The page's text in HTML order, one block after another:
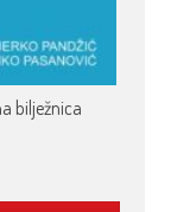
bilježnica